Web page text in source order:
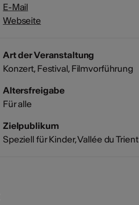
E-Mail
Webseite
Art der Veranstaltung
Konzert Festival Filmvorführung
Altersfreigabe
Für alle
Zielpublikum
Speziell für Kinder, Vallée du Trient